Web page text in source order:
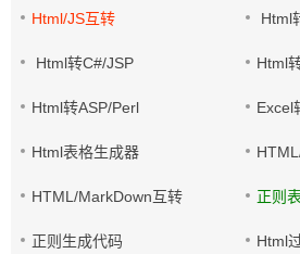
Html/JS互转 Html
Html转C#/JSP Html
Html转ASP/Perl Excel
Html表格生成器
HTML/MarkDown互转 正则
正则生成代码 Html